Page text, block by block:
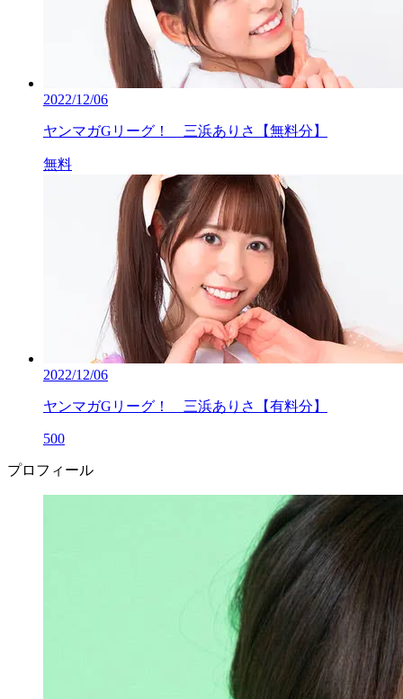
2022/12/06
ヤンマガGリーグ！ 三浜ありさ【無料分】
無料
2022/12/06
ヤンマガGリーグ！ 三浜ありさ【有料分】
500
プロフィール